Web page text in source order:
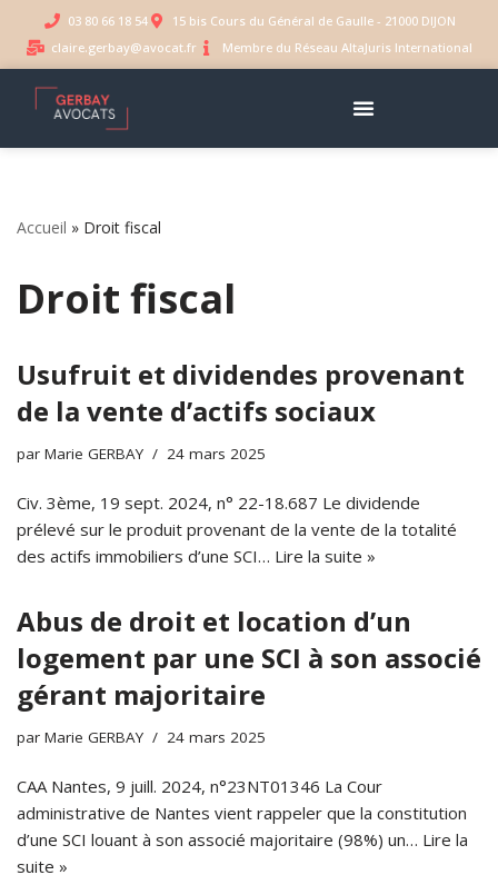
Aller
contenu
03 80 66 18 54
15 bis Cours du Général de Gaulle - 21000 DIJON
claire.gerbay@avocat.fr
Membre du Réseau AltaJuris International
Accueil » Droit fiscal
Droit fiscal
Usufruit et dividendes provenant
de la vente d’actifs sociaux
par Marie GERBAY 24 mars 2025
Civ. 3ème, 19 sept. 2024, n° 22-18.687 Le dividende
prélevé sur le produit provenant de la vente de la totalité
des actifs immobiliers d’une SCI… Lire la suite »
Abus de droit et location d’un
logement par une SCI à son associé
gérant majoritaire
par Marie GERBAY 24 mars 2025
CAA Nantes, 9 juill. 2024, n°23NT01346 La Cour
administrative de Nantes vient rappeler que la constitution
d’une SCI louant à son associé majoritaire (98%) un… Lire la
suite »